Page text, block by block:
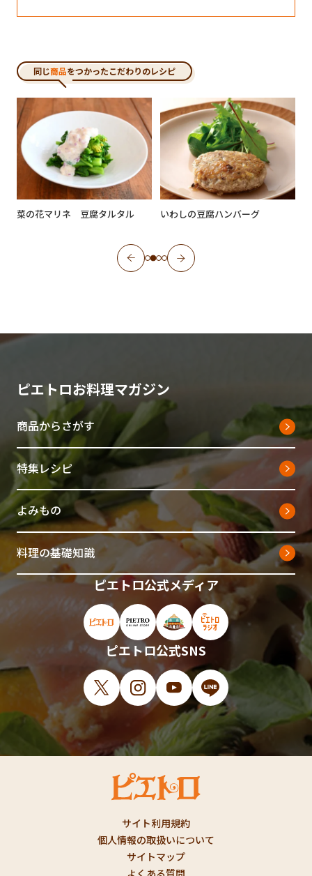
同じ商品をつかったこだわりのレシピ
菜の花マリネ 豆腐タルタル いわしの豆腐ハンバーグ
ピエトロお料理マガジン
商品からさがす
特集レシピ
よみもの
料理の基礎知識
ピエトロ公式メディア
ピエトロ公式サイト（新しいウィンドウで
ピエトロオンラインストア（新しい
ピエトロホームタウン（新
ピエトロラジオ（新
ピエトロ公式SNS
X（新しいウィンドウで開きます）
Instagram（新しいウィンドウで開
YouTube（新しいウィンド
LINE（新しいウィン
サイト利用規約
個人情報の取扱いについて
サイトマップ